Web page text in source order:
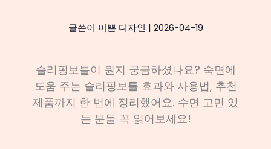
글쓴이 이쁜 디자인 | 2026-04-19
슬리핑보틀이 뭔지 궁금하셨나요? 숙면에
도움 주는 슬리핑보틀 효과와 사용법, 추천
제품까지 한 번에 정리했어요. 수면 고민 있
는 분들 꼭 읽어보세요!